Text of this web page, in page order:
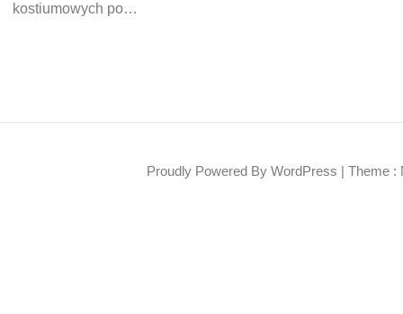
kostiumowych po…
Proudly Powered By WordPress | Theme :